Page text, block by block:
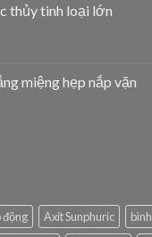
thủy tinh loại lớn
miệng hẹp nắp vặn
động Axit Sunphuric
bình